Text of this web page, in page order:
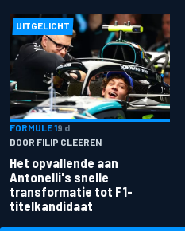
UITGELICHT
FORMULE 19 d
DOOR FILIP CLEEREN
Het opvallende aan
Antonelli's snelle
transformatie tot F1-
titelkandidaat